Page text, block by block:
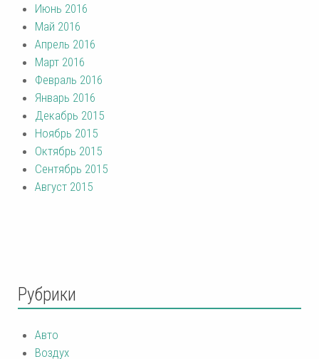
Июнь 2016
Май 2016
Апрель 2016
Март 2016
Февраль 2016
Январь 2016
Декабрь 2015
Ноябрь 2015
Октябрь 2015
Сентябрь 2015
Август 2015
Рубрики
Авто
Воздух